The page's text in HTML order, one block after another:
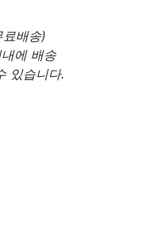
배송)
에 배송
있습니다.